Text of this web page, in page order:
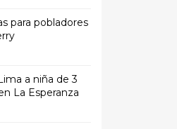
para pobladores
a niña de 3
La Esperanza